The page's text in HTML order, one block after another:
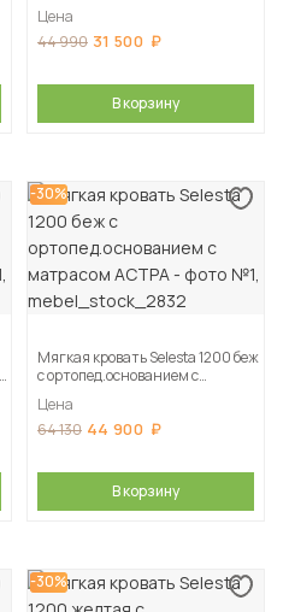
Цена
44 990 31 500
В корзину
-30%
Мягкая кровать Selesta 1200 беж
с ортопед.основанием с
Цена
64 130 44 900
В корзину
-30%